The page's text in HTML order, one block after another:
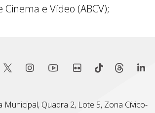
Cinema e Vídeo (ABCV);
Municipal, Quadra 2, Lote 5, Zona Cívico-